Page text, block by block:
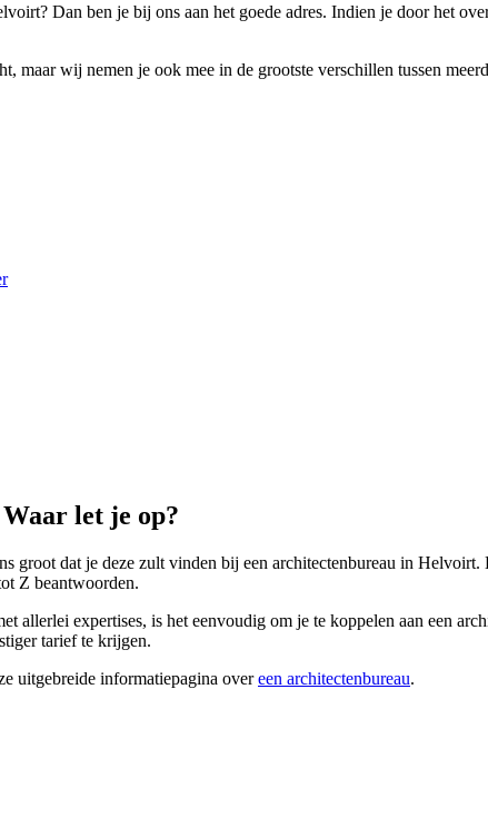
Dan ben je bij ons aan het goede adres. Indien je door het
maar wij nemen je ook mee in de grootste verschillen tussen
let je op?
groot dat je deze zult vinden bij een architectenbureau in
Z beantwoorden.
allerlei expertises, is het eenvoudig om je te koppelen aan een
tarief te krijgen.
uitgebreide informatiepagina overeen architectenbureau.